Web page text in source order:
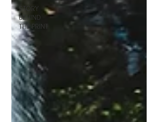
STORY
BEHIND
THE PRINT